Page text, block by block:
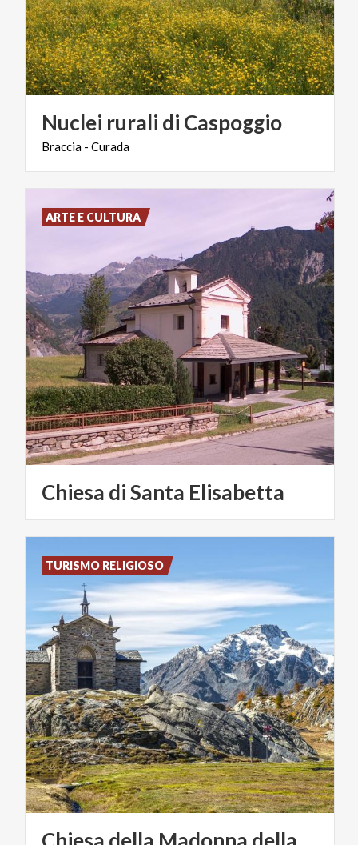
Nuclei rurali di Caspoggio
Braccia - Curada
Chiesa diSanta Elisabetta
ARTE E CULTURA
TURISMO RELIGIOSO